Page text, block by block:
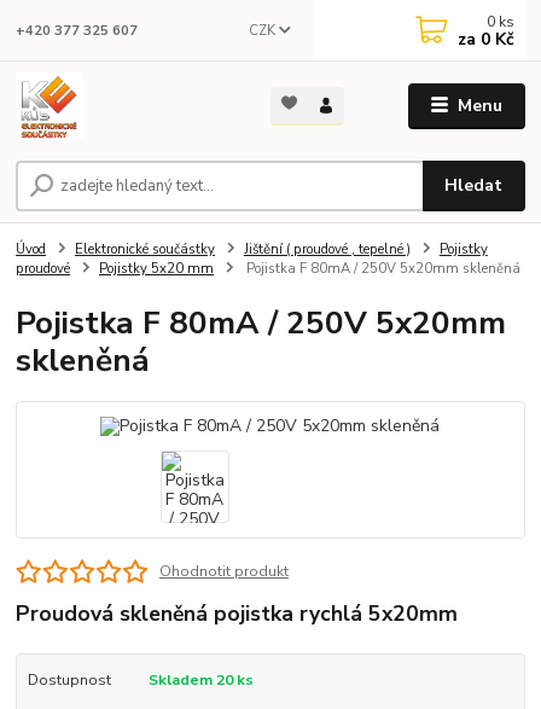
Menu
CZK
Hledat
+420 377 325 607 0 ks
za 0 Kč
Úvod Elektronické součástky Jištění ( proudové , tepelné )
Pojistky
proudové
Pojistky 5x20 mm Pojistka F 80mA / 250V 5x20mm skleněná
Pojistka F 80mA / 250V 5x20mm
skleněná
Ohodnotit produkt
Proudová skleněná pojistka rychlá 5x20mm
Dostupnost Skladem 20 ks